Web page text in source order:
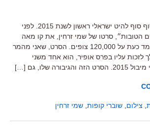
בשעה טובה, יש לנו סוף סוף להיט ישראלי ראשון לשנת 2015. לפני
הטובות״, סרטו של שמי זרחין, את קו מאה
אלף הצופים, והוא עומד כעת על 120,000 צופים. הסרט, שאני מהמר
לזכות עליו בפרס אופיר, הוא אחד משני
שלו, גם […]
צילום שוברי קופות שמי זרחין